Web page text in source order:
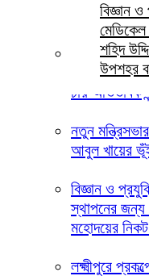
বিজ্ঞান
শহিদ
উপশহর
স্মৃতিস্তম্ভে
লক্ষ্মীপুরের
সভাপতি
চায় অভিভাবক
নতুন
আবুল খায়ের
বিজ্ঞান ও
স্থাপনের জন্য
মহোদয়ের
লক্ষ্মীপুরে